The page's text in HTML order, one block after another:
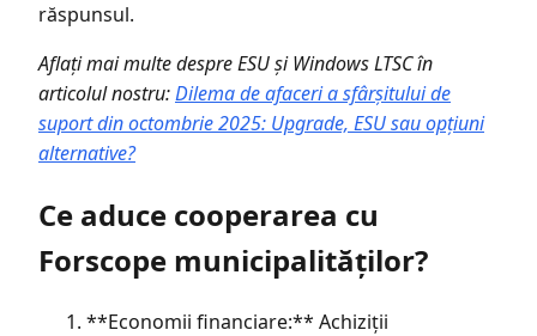
răspunsul.
Aflați mai multe despre ESU și Windows LTSC în
articolul nostru:Dilema de afaceri a sfârșitului de
suport din octombrie 2025: Upgrade, ESU sau opțiuni
alternative?
Ce aduce cooperarea cu
Forscope municipalităților?
**Economii financiare:** Achiziții